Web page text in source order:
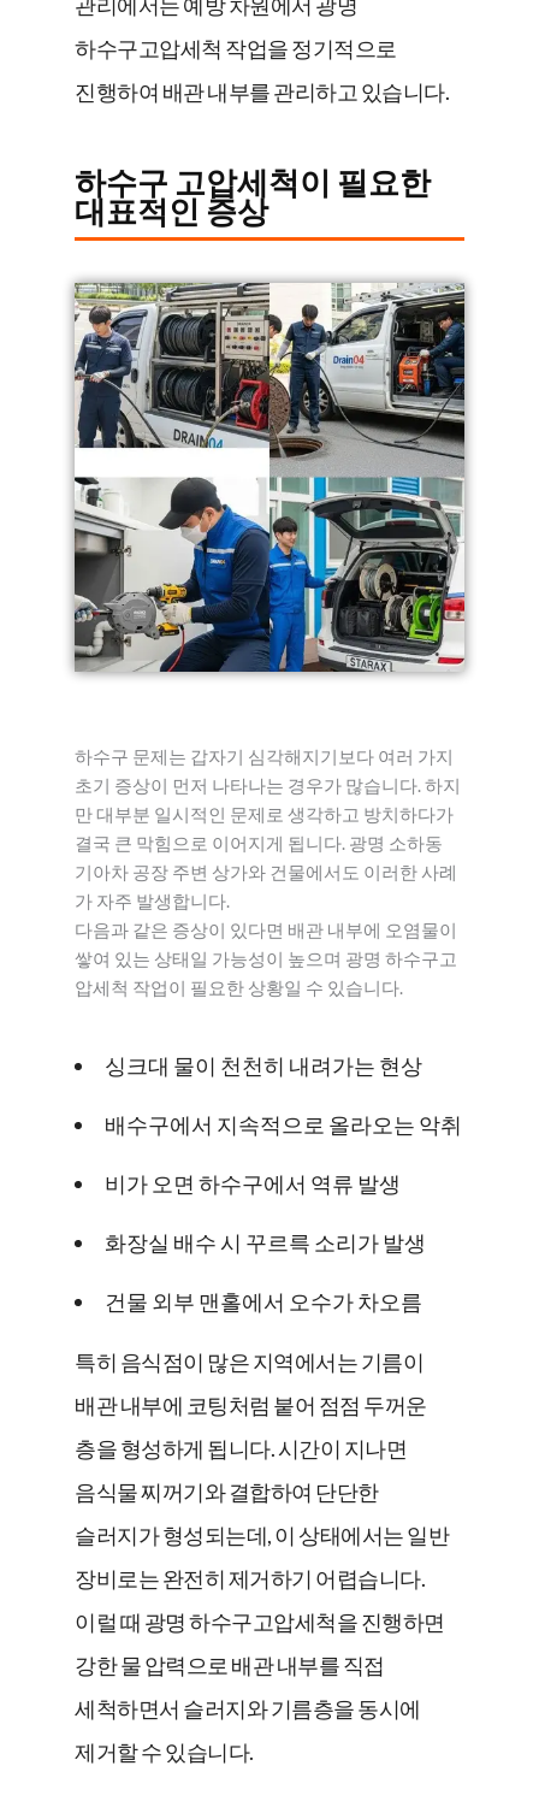
하수구고압세척 작업을 정기적으로
진행하여 배관 내부를 관리하고 있습니다.
하수구 고압세척이 필요한
대표적인 증상
하수구 문제는 갑자기 심각해지기보다 여러 가지
초기 증상이 먼저 나타나는 경우가 많습니다. 하지
만 대부분 일시적인 문제로 생각하고 방치하다가
결국 큰 막힘으로 이어지게 됩니다. 광명 소하동
기아차 공장 주변 상가와 건물에서도 이러한 사례
가 자주 발생합니다.
다음과 같은 증상이 있다면 배관 내부에 오염물이
쌓여 있는 상태일 가능성이 높으며 광명 하수구고
압세척 작업이 필요한 상황일 수 있습니다.
싱크대 물이 천천히 내려가는 현상
배수구에서 지속적으로 올라오는 악취
비가 오면 하수구에서 역류 발생
화장실 배수 시 꾸르륵 소리가 발생
건물 외부 맨홀에서 오수가 차오름
특히 음식점이 많은 지역에서는 기름이
배관 내부에 코팅처럼 붙어 점점 두꺼운
층을 형성하게 됩니다. 시간이 지나면
음식물 찌꺼기와 결합하여 단단한
슬러지가 형성되는데, 이 상태에서는 일반
장비로는 완전히 제거하기 어렵습니다.
이럴 때 광명 하수구고압세척을 진행하면
강한 물 압력으로 배관 내부를 직접
세척하면서 슬러지와 기름층을 동시에
제거할 수 있습니다.